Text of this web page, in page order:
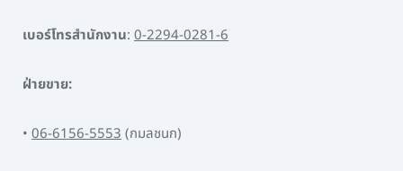
เบอร์โทรสำนักงาน: 0-2294-0281-6
ฝ่ายขาย:
• 06-6156-5553(กมลชนก)